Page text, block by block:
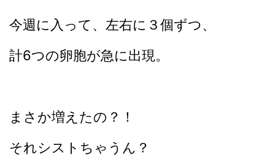
今週に入って、左右に３個ずつ、
計6つの卵胞が急に出現。
まさか増えたの？！
それシストちゃうん？